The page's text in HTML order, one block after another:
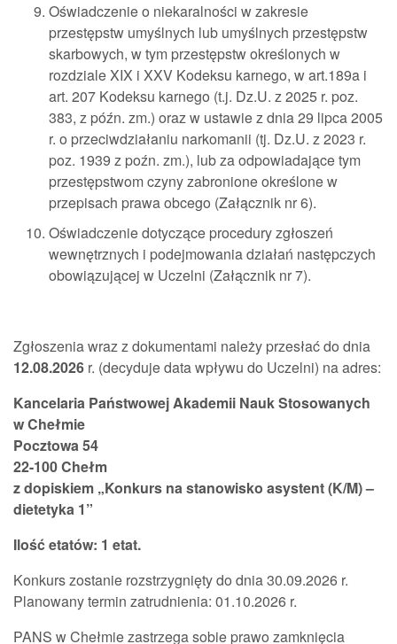
Oświadczenie o niekaralności w zakresie
przestępstw umyślnych lub umyślnych przestępstw
skarbowych, w tym przestępstw określonych w
rozdziale XIX i XXV Kodeksu karnego, w art.189a i
art. 207 Kodeksu karnego (t.j. Dz.U. z 2025 r. poz.
383, z późn. zm.) oraz w ustawie z dnia 29 lipca 2005
r. o przeciwdziałaniu narkomanii (tj. Dz.U. z 2023 r.
poz. 1939 z poźn. zm.), lub za odpowiadające tym
przestępstwom czyny zabronione określone w
przepisach prawa obcego (Załącznik nr 6).
Oświadczenie dotyczące procedury zgłoszeń
wewnętrznych i podejmowania działań następczych
obowiązującej w Uczelni (Załącznik nr 7).
Zgłoszenia wraz z dokumentami należy przesłać do dnia
12.08.2026 r. (decyduje data wpływu do Uczelni) na adres:
Kancelaria Państwowej Akademii Nauk Stosowanych
w Chełmie
Pocztowa 54
22-100 Chełm
z dopiskiem „Konkurs na stanowisko asystent (K/M) –
dietetyka 1”
Ilość etatów: 1 etat.
Konkurs zostanie rozstrzygnięty do dnia 30.09.2026 r.
Planowany termin zatrudnienia: 01.10.2026 r.
PANS w Chełmie zastrzega sobie prawo zamknięcia